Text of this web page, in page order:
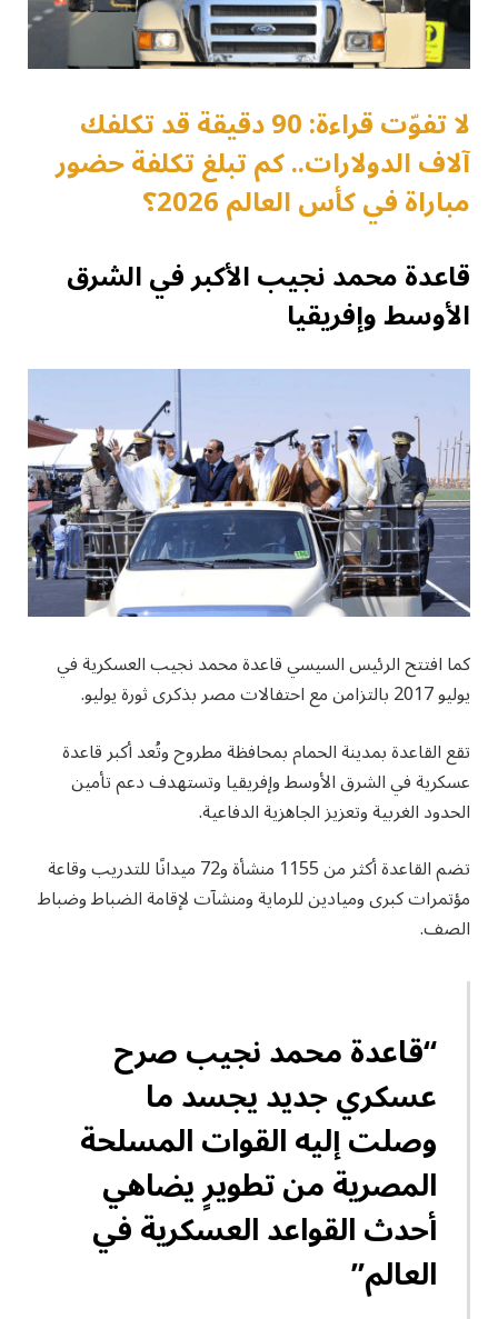
لا تفوّت قراءة: 90 دقيقة قد تكلفك
آلاف الدولارات.. كم تبلغ تكلفة حضور
مباراة في كأس العالم 2026؟
قاعدة محمد نجيب الأكبر في الشرق
الأوسط وإفريقيا
كما افتتح الرئيس السيسي قاعدة محمد نجيب العسكرية في
يوليو 2017 بالتزامن مع احتفالات مصر بذكرى ثورة يوليو.
تقع القاعدة بمدينة الحمام بمحافظة مطروح وتُعد أكبر قاعدة
عسكرية في الشرق الأوسط وإفريقيا وتستهدف دعم تأمين
الحدود الغربية وتعزيز الجاهزية الدفاعية.
تضم القاعدة أكثر من 1155 منشأة و72 ميدانًا للتدريب وقاعة
مؤتمرات كبرى وميادين للرماية ومنشآت لإقامة الضباط وضباط
الصف.
“قاعدة محمد نجيب صرح
عسكري جديد يجسد ما
وصلت إليه القوات المسلحة
المصرية من تطويرٍ يضاهي
أحدث القواعد العسكرية في
العالم”